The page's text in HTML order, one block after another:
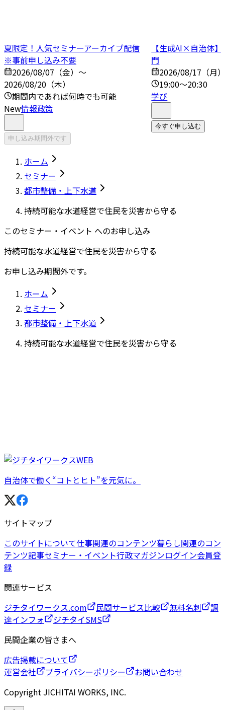
夏限定！人気セミナーアーカイブ配信
※事前申し込み不要
2026/08/07（金）～
2026/08/20（木）
期間内であれば何時でも可能
New情報政策
申し込み期間外です
【生成AI×自治体
門
2026/08/17（月
19:00～20:30
学び
今すぐ申し込む
ホーム
セミナー
都市整備・上下水道
持続可能な水道経営で住民を災害から守る
このセミナー・イベント へのお申し込み
持続可能な水道経営で住民を災害から守る
お申し込み期間外です。
ホーム
セミナー
都市整備・上下水道
持続可能な水道経営で住民を災害から守る
自治体で働く“コトとヒト”を元気に。
サイトマップ
このサイトについて仕事関連のコンテンツ暮らし関連のコン
テンツ記事セミナー・イベント行政マガジンログイン会員登
録
関連サービス
ジチタイワークス.com
民間サービス比較 無料名刺
調
達インフォ
ジチタイSMS
民間企業の皆さまへ
広告掲載について
運営会社
プライバシーポリシー
お問い合わせ
Copyright JICHITAI WORKS, INC.